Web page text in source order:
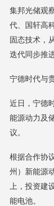
集邦光储观
代、国轩高
固态技术，
迭代同步推进
宁德时代与
近日，宁德
能源动力及
议。
根据合作协
州）新能源
上，投资建
能电池。